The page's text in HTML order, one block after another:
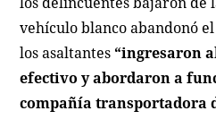
vehículo blanco abandonó
los asaltantes “ingresaron
efectivo y abordaron a
compañía transportadora